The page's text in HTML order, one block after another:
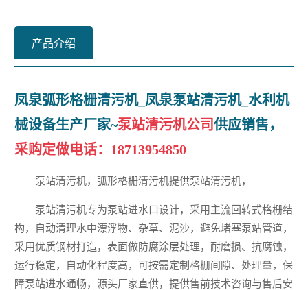
产品介绍
凤泉弧形格栅清污机_凤泉泵站清污机_水利机
械设备生产厂家~泵站清污机公司供应销售，
采购定做电话： 18713954850
泵站清污机，弧形格栅清污机提供泵站清污机，
泵站清污机专为泵站进水口设计，采用主流回转式格栅结
构，自动清理水中漂浮物、杂草、泥沙，避免堵塞泵站管道，
采用优质钢材打造，表面做防腐涂层处理，耐磨损、抗腐蚀，
运行稳定，自动化程度高，可按需定制格栅间隙、处理量，保
障泵站进水通畅，源头厂家直供，提供售前技术咨询与售后安